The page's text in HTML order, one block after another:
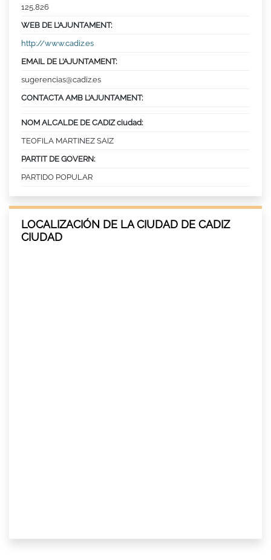
125,826
WEB DE L’AJUNTAMENT:
http://www.cadiz.es
EMAIL DE L’AJUNTAMENT:
sugerencias@cadiz.es
CONTACTA AMB L’AJUNTAMENT:
NOM ALCALDE DE CADIZ ciudad:
TEOFILA MARTINEZ SAIZ
PARTIT DE GOVERN:
PARTIDO POPULAR
LOCALIZACIÓN DE LA CIUDAD DE CADIZ
CIUDAD